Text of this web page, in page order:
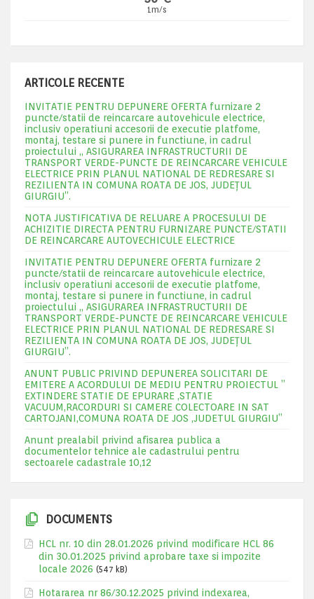
1m/s
ARTICOLE RECENTE
INVITATIE PENTRU DEPUNERE OFERTA furnizare 2
puncte/statii de reincarcare autovehicule electrice,
inclusiv operatiuni accesorii de executie platfome,
montaj, testare si punere in functiune, in cadrul
proiectului „ ASIGURAREA INFRASTRUCTURII DE
TRANSPORT VERDE-PUNCTE DE REINCARCARE VEHICULE
ELECTRICE PRIN PLANUL NATIONAL DE REDRESARE SI
REZILIENTA IN COMUNA ROATA DE JOS, JUDEŢUL
GIURGIU”.
NOTA JUSTIFICATIVA DE RELUARE A PROCESULUI DE
ACHIZITIE DIRECTA PENTRU FURNIZARE PUNCTE/STATII
DE REINCARCARE AUTOVECHICULE ELECTRICE
INVITATIE PENTRU DEPUNERE OFERTA furnizare 2
puncte/statii de reincarcare autovehicule electrice,
inclusiv operatiuni accesorii de executie platfome,
montaj, testare si punere in functiune, in cadrul
proiectului „ ASIGURAREA INFRASTRUCTURII DE
TRANSPORT VERDE-PUNCTE DE REINCARCARE VEHICULE
ELECTRICE PRIN PLANUL NATIONAL DE REDRESARE SI
REZILIENTA IN COMUNA ROATA DE JOS, JUDEŢUL
GIURGIU”.
ANUNT PUBLIC PRIVIND DEPUNEREA SOLICITARI DE
EMITERE A ACORDULUI DE MEDIU PENTRU PROIECTUL ”
EXTINDERE STATIE DE EPURARE ,STATIE
VACUUM,RACORDURI SI CAMERE COLECTOARE IN SAT
CARTOJANI,COMUNA ROATA DE JOS ,JUDETUL GIURGIU”
Anunt prealabil privind afisarea publica a
documentelor tehnice ale cadastrului pentru
sectoarele cadastrale 10,12
DOCUMENTS
HCL nr. 10 din 28.01.2026 privind modificare HCL 86
din 30.01.2025 privind aprobare taxe si impozite
locale 2026 (547 kB)
Hotararea nr 86/30.12.2025 privind indexarea,